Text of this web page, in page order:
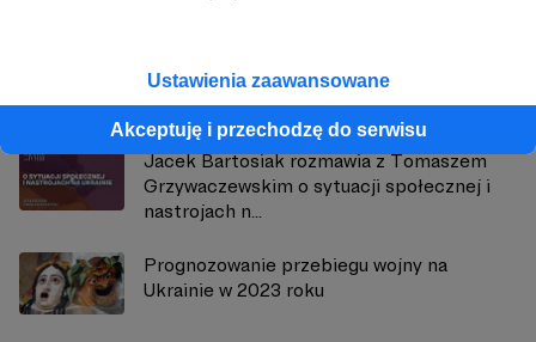
Ustawienia zaawansowane
Akceptuję i przechodzę do serwisu
Zobacz również
Jacek Bartosiak rozmawia z Tomaszem
Grzywaczewskim o sytuacji społecznej i
nastrojach n...
Prognozowanie przebiegu wojny na
Ukrainie w 2023 roku